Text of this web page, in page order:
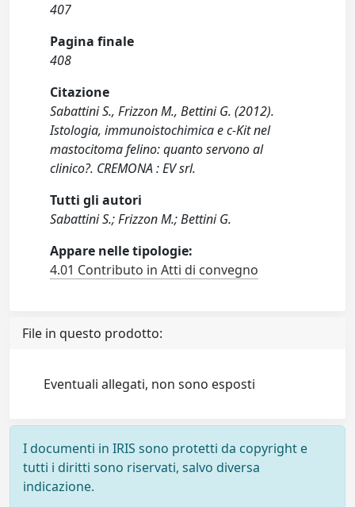
407
Pagina finale
408
Citazione
Sabattini S., Frizzon M., Bettini G. (2012).
Istologia, immunoistochimica e c-Kit nel
mastocitoma felino: quanto servono al
clinico?. CREMONA : EV srl.
Tutti gli autori
Sabattini S.; Frizzon M.; Bettini G.
Appare nelle tipologie:
4.01 Contributo in Atti di convegno
File in questo prodotto:
Eventuali allegati, non sono esposti
I documenti in IRIS sono protetti da copyright e
tutti i diritti sono riservati, salvo diversa
indicazione.